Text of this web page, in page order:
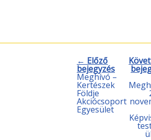
← Előző
bejegyzés
Meghívó –
Kertészek
Földje
Akciócsoport
Egyesület